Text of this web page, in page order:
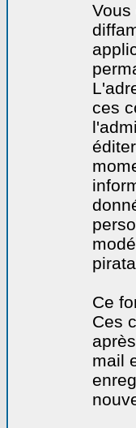
ces
Ce
Ces
mail